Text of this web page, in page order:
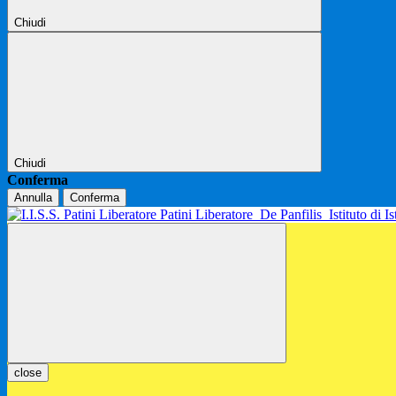
Chiudi
Chiudi
Conferma
Annulla Conferma
Patini Liberatore De Panfilis Istituto di
close